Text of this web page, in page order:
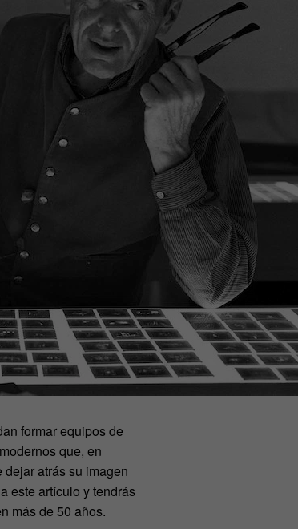
formar equipos de
que, en
atrás su imagen
este artículo y tendrás
más de 50 años.